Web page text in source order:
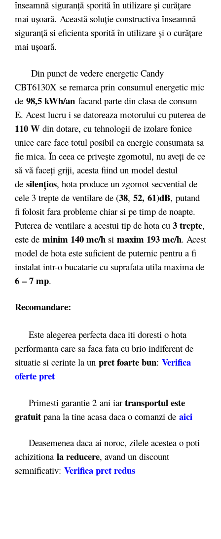
înseamnă siguranţă sporită în utilizare şi curăţare
mai uşoară. Această soluţie constructiva înseamnă
siguranţă si eficienta sporită în utilizare şi o curăţare
mai uşoară.
Din punct de vedere energetic Candy
CBT6130X se remarca prin consumul energetic mic
de 98,5 kWh/an facand parte din clasa de consum
E. Acest lucru i se datoreaza motorului cu puterea de
110 W din dotare, cu tehnologii de izolare fonice
unice care face totul posibil ca energie consumata sa
fie mica. În ceea ce priveşte zgomotul, nu aveţi de ce
să vă faceţi griji, acesta fiind un model destul
de silenţios, hota produce un zgomot secvential de
cele 3 trepte de ventilare de (38, 52, 61)dB, putand
fi folosit fara probleme chiar si pe timp de noapte.
Puterea de ventilare a acestui tip de hota cu 3 trepte,
este de minim 140 mc/h si maxim 193 mc/h. Acest
model de hota este suficient de puternic pentru a fi
instalat intr-o bucatarie cu suprafata utila maxima de
6 – 7 mp.
Recomandare:
Este alegerea perfecta daca iti doresti o hota
performanta care sa faca fata cu brio indiferent de
situatie si cerinte la un pret foarte bun: Verifica
oferte pret
Primesti garantie 2 ani iar transportul este
gratuit pana la tine acasa daca o comanzi de aici
Deasemenea daca ai noroc, zilele acestea o poti
achizitiona la reducere, avand un discount
semnificativ: Verifica pret redus